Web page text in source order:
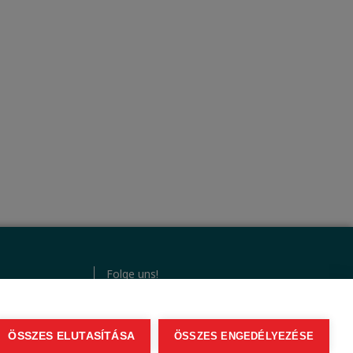
ÖSSZES ELUTASÍTÁSA ÖSSZES ENGEDÉLYEZÉSE
Folge uns!